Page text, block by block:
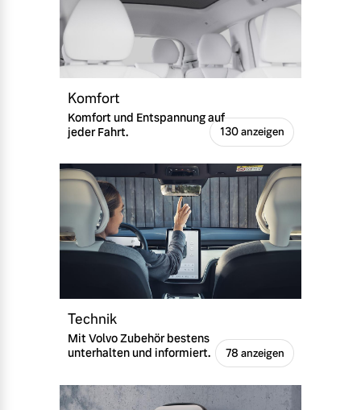
Komfort
Komfort und Entspannung auf
jeder Fahrt.
130 anzeigen
Technik
Mit Volvo Zubehör bestens
unterhalten und informiert.
78 anzeigen